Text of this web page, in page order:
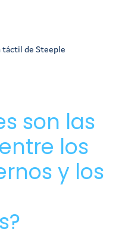
son las
los
y los